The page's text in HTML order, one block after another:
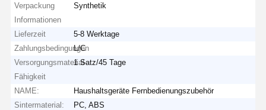
Verpackung
Informationen
Synthetik
Lieferzeit
5-8 Werktage
Zahlungsbedingungen
L/C
Versorgungsmaterial-
Fähigkeit
1 Satz/45 Tage
NAME:
Haushaltsgeräte Fernbedienungszubehör
Sintermaterial:
PC, ABS